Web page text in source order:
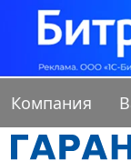
Компания